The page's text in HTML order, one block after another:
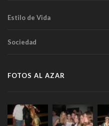
Estilo de Vida
Sociedad
FOTOS AL AZAR